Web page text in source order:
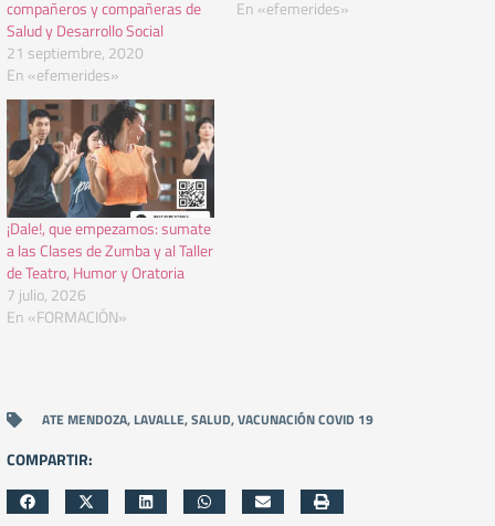
compañeros y compañeras de
Salud y Desarrollo Social
21 septiembre, 2020
En «efemerides»
En «efemerides»
¡Dale!, que empezamos: sumate
a las Clases de Zumba y al Taller
de Teatro, Humor y Oratoria
7 julio, 2026
En «FORMACIÓN»
ATE MENDOZA, LAVALLE,SALUD,VACUNACIÓN COVID 19
COMPARTIR: